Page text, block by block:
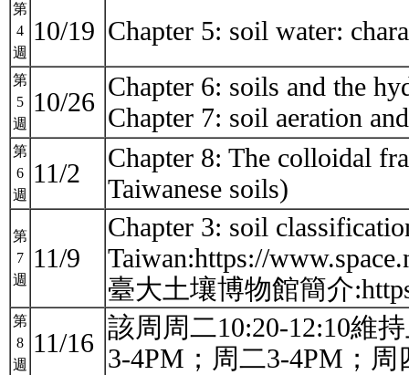
第
4
週
10/19 Chapter 5: soil water:
第
5
週
10/26 Chapter 6: soils and the
Chapter 7: soil aeration
第
6
週
11/2
Chapter 8: The colloidal
Taiwanese soils)
第
7
週
11/9
Chapter 3: soil
Taiwan:https://
臺大土壤博物館簡介
第
8
週
11/16 該周周二10:20-12:10維
3-4PM；周二3-4PM；周